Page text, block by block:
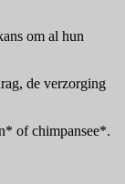
om al hun
de verzorging
of chimpansee*.